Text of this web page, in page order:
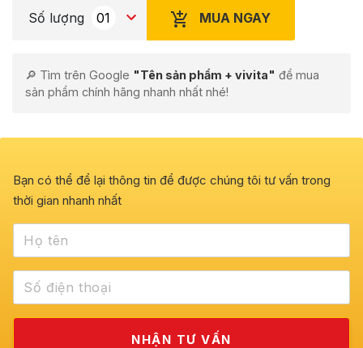
Số lượng MUA NGAY
🔎 Tìm trên Google "Tên sản phẩm + vivita" để mua
sản phẩm chính hãng nhanh nhất nhé!
Bạn có thể để lại thông tin để được chúng tôi tư vấn trong
thời gian nhanh nhất